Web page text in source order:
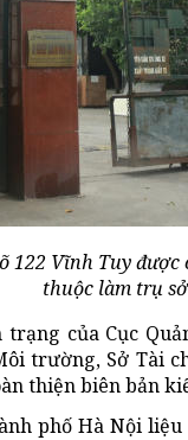
122 Vĩnh Tuy
thuộc làm trụ
của Cục
trường, Sở Tài
thiện biên bản
phố Hà Nội